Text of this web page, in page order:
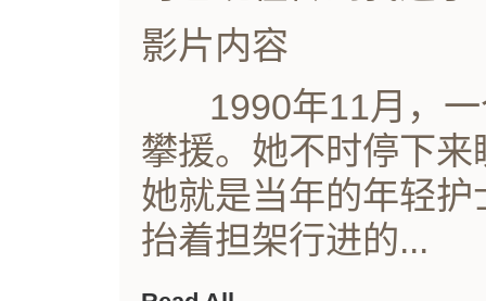
影片内容
1990年11月，一
攀援。她不时停下
她就是当年的年轻
抬着担架行进的...